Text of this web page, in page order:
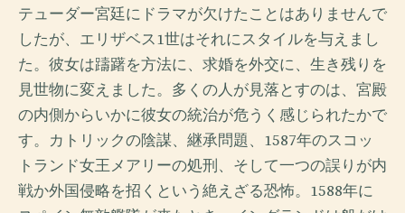
テューダー宮廷にドラマが欠けたことはありませんで
したが、エリザベス1世はそれにスタイルを与えまし
た。彼女は躊躇を方法に、求婚を外交に、生き残りを
見世物に変えました。多くの人が見落とすのは、宮殿
の内側からいかに彼女の統治が危うく感じられたかで
す。カトリックの陰謀、継承問題、1587年のスコッ
トランド女王メアリーの処刑、そして一つの誤りが内
戦か外国侵略を招くという絶えざる恐怖。1588年に